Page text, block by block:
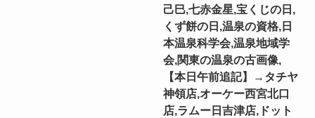
己巳,七赤金星,宝くじの日,
くず餅の日,温泉の資格,日
本温泉科学会,温泉地域学
会,関東の温泉の古画像,
【本日午前追記】→タチヤ
神領店,オーケー西宮北口
店,ラムー日吉津店,ドット